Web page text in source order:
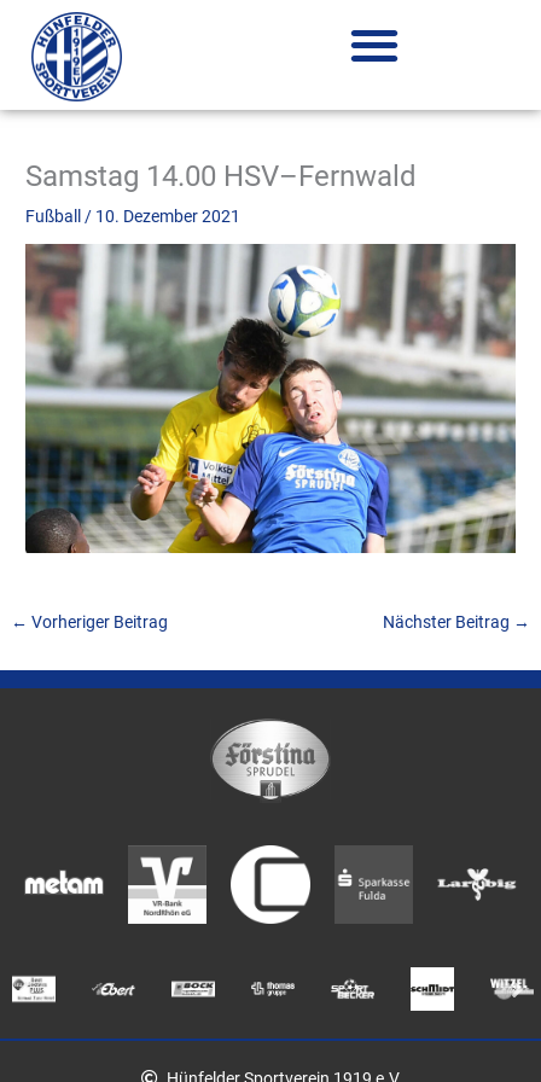
Inhalt
springen
Samstag 14.00 HSV–Fernwald
Fußball / 10. Dezember 2021
← Vorheriger Beitrag Nächster Beitrag →